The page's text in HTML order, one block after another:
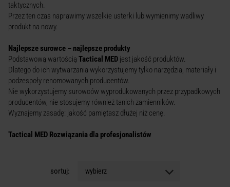
taktycznych.
Przez ten czas naprawimy wszelkie usterki lub wymienimy wadliwy
produkt na nowy.
Najlepsze surowce – najlepsze produkty
Podstawową wartością Tactical MED jest jakość produktów.
Dlatego do ich wytwarzania wykorzystujemy tylko narzędzia, materiały i
podzespoły renomowanych producentów.
Nie wykorzystujemy surowców wyprodukowanych przez przypadkowych
producentów, nie stosujemy również tanich zamienników.
Wyznajemy zasadę: jakość pamiętasz dłużej niż cenę.
Tactical MED Rozwiązania dla profesjonalistów
sortuj: wybierz